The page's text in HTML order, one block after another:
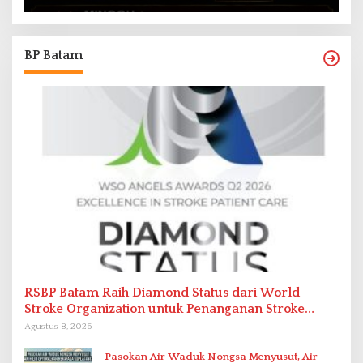
BP Batam
RSBP Batam Raih Diamond Status dari World
Stroke Organization untuk Penanganan Stroke
Berstandar Internasional
Agustus 8, 2026
Pasokan Air Waduk Nongsa Menyusut, Air